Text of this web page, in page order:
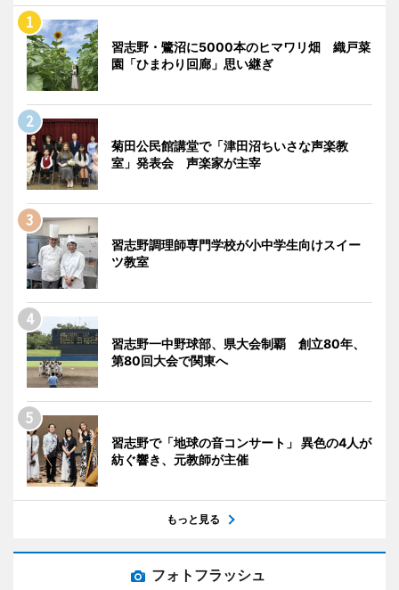
習志野・鷺沼に5000本のヒマワリ畑 織戸菜
園「ひまわり回廊」思い継ぎ
菊田公民館講堂で「津田沼ちいさな声楽教
室」発表会 声楽家が主宰
習志野調理師専門学校が小中学生向けスイー
ツ教室
習志野一中野球部、県大会制覇 創立80年、
第80回大会で関東へ
習志野で「地球の音コンサート」 異色の4人が
紡ぐ響き、元教師が主催
もっと見る
フォトフラッシュ